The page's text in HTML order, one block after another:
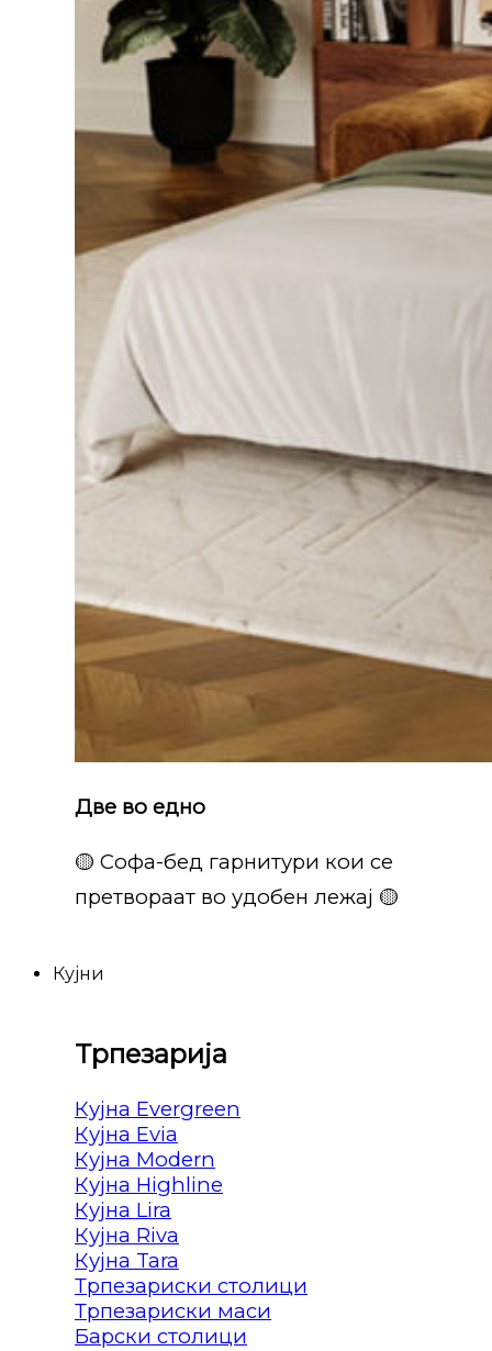
Две во едно
🟡 Софа-бед гарнитури кои се
претвораат во удобен лежај 🟡
Кујни
Трпезарија
Кујна Evergreen
Кујна Evia
Кујна Modern
Кујна Highline
Кујна Lira
Кујна Riva
Кујна Tara
Трпезариски столици
Трпезариски маси
Барски столици